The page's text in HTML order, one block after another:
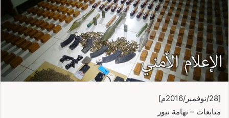
[28/نوفمبر/2016م]
متابعات – تهامة نيوز